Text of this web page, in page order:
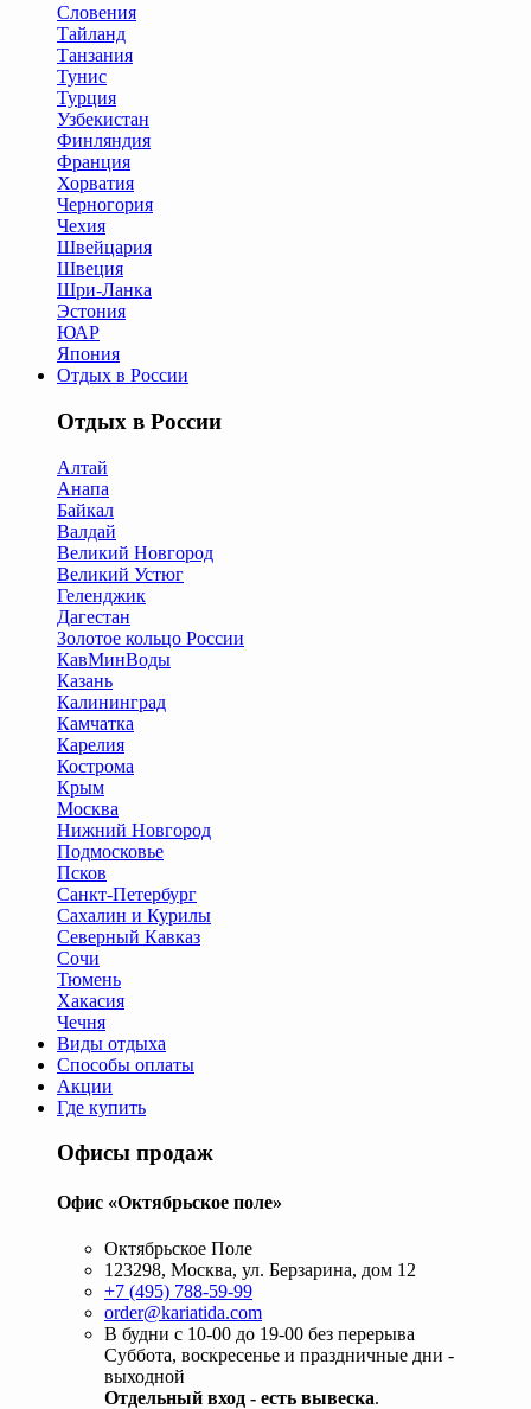
Словения
Тайланд
Танзания
Тунис
Турция
Узбекистан
Финляндия
Франция
Хорватия
Черногория
Чехия
Швейцария
Швеция
Шри-Ланка
Эстония
ЮАР
Япония
Отдых в России
Отдых в России
Алтай
Анапа
Байкал
Валдай
Великий Новгород
Великий Устюг
Геленджик
Дагестан
Золотое кольцо России
КавМинВоды
Казань
Калининград
Камчатка
Карелия
Кострома
Крым
Москва
Нижний Новгород
Подмосковье
Псков
Санкт-Петербург
Сахалин и Курилы
Северный Кавказ
Сочи
Тюмень
Хакасия
Чечня
Виды отдыха
Способы оплаты
Акции
Где купить
Офисы продаж
Офис «Октябрьское поле»
Октябрьское Поле
123298, Москва, ул. Берзарина, дом 12
+7 (495) 788-59-99
order@kariatida.com
В будни с 10-00 до 19-00 без перерыва
Суббота, воскресенье и праздничные дни -
выходной
Отдельный вход - есть вывеска.